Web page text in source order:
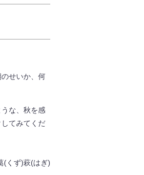
せいか、何
な、秋を感
てみてくだ
(くず)萩(はぎ)